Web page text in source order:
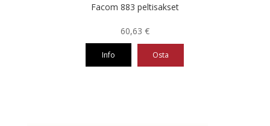
Facom 883 peltisakset
60,63 €
Info Osta